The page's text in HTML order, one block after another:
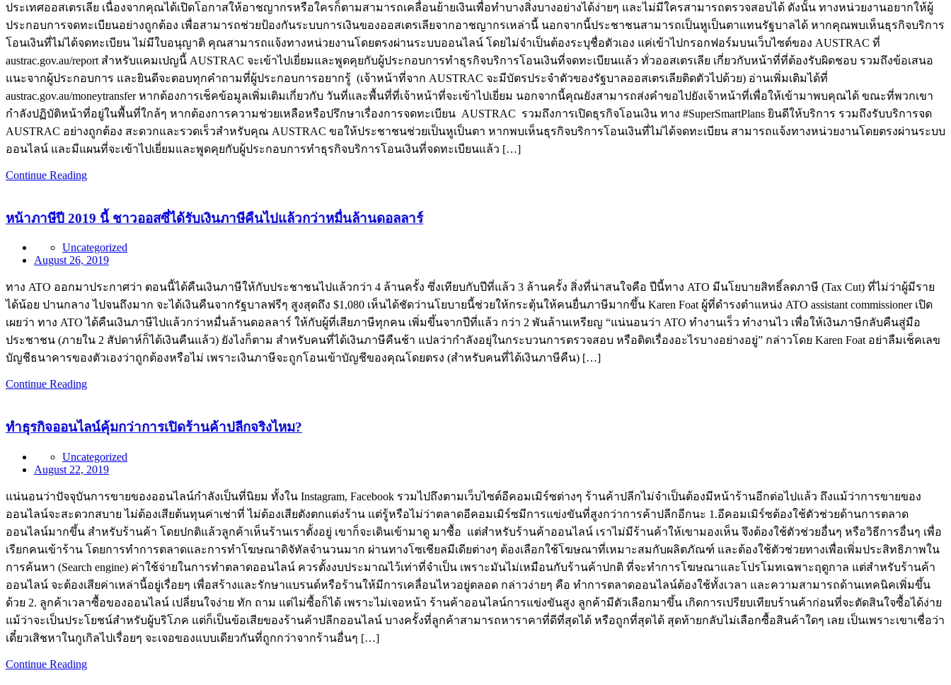
ประเทศออสเตรเลีย เนื่องจากคุณได้เปิดโอกาสให้อาชญากรหรือใครก็ตามสามารถเคลื่อนย้ายเงินเพื่อทำบางสิ่งบางอย่างได้ง่ายๆ และไม่มีใครสามารถตรวจสอบได้ ดังนั้น ทางหน่วยงานอยากให้ผู้
ประกอบการจดทะเบียนอย่างถูกต้อง เพื่อสามารถช่วยป้องกันระบบการเงินของออสเตรเลียจากอาชญากรเหล่านี้ นอกจากนี้ประชาชนสามารถเป็นหูเป็นตาแทนรัฐบาลได้ หากคุณพบเห็นธุรกิจบริการ
โอนเงินที่ไม่ได้จดทะเบียน ไม่มีใบอนุญาติ คุณสามารถแจ้งทางหน่วยงานโดยตรงผ่านระบบออนไลน์ โดยไม่จำเป็นต้องระบุชื่อตัวเอง แค่เข้าไปกรอกฟอร์มบนเว็บไซต์ของ AUSTRAC ที่
austrac.gov.au/report สำหรับแคมเปญนี้ AUSTRAC จะเข้าไปเยี่ยมและพูดคุยกับผู้ประกอบการทำธุรกิจบริการโอนเงินที่จดทะเบียนแล้ว ทั่วออสเตรเลีย เกี่ยวกับหน้าที่ที่ต้องรับผิดชอบ รวมถึงข้อเสนอ
แนะจากผู้ประกอบการ และยินดีจะตอบทุกคำถามที่ผู้ประกอบการอยากรู้ (เจ้าหน้าที่จาก AUSTRAC จะมีบัตรประจำตัวของรัฐบาลออสเตรเลียติดตัวไปด้วย) อ่านเพิ่มเติมได้ที่
austrac.gov.au/moneytransfer หากต้องการเช็คข้อมูลเพิ่มเติมเกี่ยวกับ วันที่และพื้นที่ที่เจ้าหน้าที่จะเข้าไปเยี่ยม นอกจากนี้คุณยังสามารถส่งคำขอไปยังเจ้าหน้าที่เพื่อให้เข้ามาพบคุณได้ ขณะที่พวกเขา
กำลังปฏิบัติหน้าที่อยู่ในพื้นที่ใกล้ๆ หากต้องการความช่วยเหลือหรือปรึกษาเรื่องการจดทะเบียน AUSTRAC รวมถึงการเปิดธุรกิจโอนเงิน ทาง #SuperSmartPlans ยินดีให้บริการ รวมถึงรับบริการจด
AUSTRAC อย่างถูกต้อง สะดวกและรวดเร็วสำหรับคุณ AUSTRAC ขอให้ประชาชนช่วยเป็นหูเป็นตา หากพบเห็นธุรกิจบริการโอนเงินที่ไม่ได้จดทะเบียน สามารถแจ้งทางหน่วยงานโดยตรงผ่านระบบ
ออนไลน์ และมีแผนที่จะเข้าไปเยี่ยมและพูดคุยกับผู้ประกอบการทำธุรกิจบริการโอนเงินที่จดทะเบียนแล้ว […]
Continue Reading
หน้าภาษีปี 2019 นี้ ชาวออสซี่ได้รับเงินภาษีคืนไปแล้วกว่าหมื่นล้านดอลลาร์
Uncategorized
August 26, 2019
ทาง ATO ออกมาประกาศว่า ตอนนี้ได้คืนเงินภาษีให้กับประชาชนไปแล้วกว่า 4 ล้านครั้ง ซึ่งเทียบกับปีที่แล้ว 3 ล้านครั้ง สิ่งที่น่าสนใจคือ ปีนี้ทาง ATO มีนโยบายสิทธิ์ลดภาษี (Tax Cut) ที่ไม่ว่าผู้มีราย
ได้น้อย ปานกลาง ไปจนถึงมาก จะได้เงินคืนจากรัฐบาลฟรีๆ สูงสุดถึง $1,080 เห็นได้ชัดว่านโยบายนี้ช่วยให้กระตุ้นให้คนยื่นภาษีมากขึ้น Karen Foat ผู้ที่ดำรงตำแหน่ง ATO assistant commissioner เปิด
เผยว่า ทาง ATO ได้คืนเงินภาษีไปแล้วกว่าหมื่นล้านดอลลาร์ ให้กับผู้ที่เสียภาษีทุกคน เพิ่มขึ้นจากปีที่แล้ว กว่า 2 พันล้านเหรียญ “แน่นอนว่า ATO ทำงานเร็ว ทำงานไว เพื่อให้เงินภาษีกลับคืนสู่มือ
ประชาชน (ภายใน 2 สัปดาห์ก็ได้เงินคืนแล้ว) ยังไงก็ตาม สำหรับคนที่ได้เงินภาษีคืนช้า แปลว่ากำลังอยุ่ในกระบวนการตรวจสอบ หรือติดเรื่องอะไรบางอย่างอยู่” กล่าวโดย Karen Foat อย่าลืมเช็คเลข
บัญชีธนาคารของตัวเองว่าถูกต้องหรือไม่ เพราะเงินภาษีจะถูกโอนเข้าบัญชีของคุณโดยตรง (สำหรับคนที่ได้เงินภาษีคืน) […]
Continue Reading
ทำธุรกิจออนไลน์คุ้มกว่าการเปิดร้านค้าปลีกจริงไหม?
Uncategorized
August 22, 2019
แน่นอนว่าปัจจุบันการขายของออนไลน์กำลังเป็นที่นิยม ทั้งใน Instagram, Facebook รวมไปถึงตามเว็บไซต์อีคอมเมิร์ซต่างๆ ร้านค้าปลีกไม่จำเป็นต้องมีหน้าร้านอีกต่อไปแล้ว ถึงแม้ว่าการขายของ
ออนไลน์จะสะดวกสบาย ไม่ต้องเสียต้นทุนค่าเช่าที่ ไม่ต้องเสียตังตกแต่งร้าน แต่รู้หรือไม่ว่าตลาดอีคอมเมิร์ซมีการแข่งขันที่สูงกว่าการค้าปลีกอีกนะ 1.อีคอมเมิร์ซต้องใช้ตัวช่วยด้านการตลาด
ออนไลน์มากขึ้น สำหรับร้านค้า โดยปกติแล้วลูกค้าเห็นร้านเราตั้งอยู่ เขาก็จะเดินเข้ามาดู มาซื้อ แต่สำหรับร้านค้าออนไลน์ เราไม่มีร้านค้าให้เขามองเห็น จึงต้องใช้ตัวช่วยอื่นๆ หรือวิธีการอื่นๆ เพื่อ
เรียกคนเข้าร้าน โดยการทำการตลาดและการทำโฆษณาดิจัทัลจำนวนมาก ผ่านทางโซเชียลมีเดียต่างๆ ต้องเลือกใช้โฆษณาที่เหมาะสมกับผลิตภัณฑ์ และต้องใช้ตัวช่วยทางเพื่อเพิ่มประสิทธิภาพใน
การค้นหา (Search engine) ค่าใช้จ่ายในการทำตลาดออนไลน์ ควรตั้งงบประมาณไว้เท่าที่จำเป็น เพราะมันไม่เหมือนกับร้านค้าปกติ ที่จะทำการโฆษณาและโปรโมทเฉพาะฤดูกาล แต่สำหรับร้านค้า
ออนไลน์ จะต้องเสียค่าเหล่านี้อยู่เรื่อยๆ เพื่อสร้างและรักษาแบรนด์หรือร้านให้มีการเคลื่อนไหวอยู่ตลอด กล่าวง่ายๆ คือ ทำการตลาดออนไลน์ต้องใช้ทั้งเวลา และความสามารถด้านเทคนิคเพิ่มขึ้น
ด้วย 2. ลูกค้าเวลาซื้อของออนไลน์ เปลี่ยนใจง่าย ทัก ถาม แต่ไม่ซื้อก็ได้ เพราะไม่เจอหน้า ร้านค้าออนไลน์การแข่งขันสูง ลูกค้ามีตัวเลือกมาขึ้น เกิดการเปรียบเทียบร้านค้าก่อนที่จะตัดสินใจซื้อได้ง่าย
แม้ว่าจะเป็นประโยชน์สำหรับผู้บริโภค แต่ก็เป็นข้อเสียของร้านค้าปลีกออนไลน์ บางครั้งที่ลูกค้าสามารถหาราคาที่ดีที่สุดได้ หรือถูกที่สุดได้ สุดท้ายกลับไม่เลือกซื้อสินค้าใดๆ เลย เป็นเพราะเขาเชื่อว่า
เดี๋ยวเสิชหาในกูเกิลไปเรื่อยๆ จะเจอของแบบเดียวกันที่ถูกกว่าจากร้านอื่นๆ […]
Continue Reading